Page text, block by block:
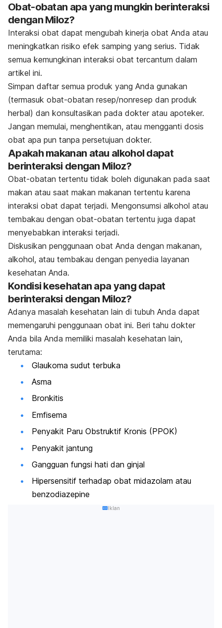
Obat-obatan apa yang mungkin berinteraksi
dengan Miloz?
Interaksi obat dapat mengubah kinerja obat Anda atau
meningkatkan risiko efek samping yang serius. Tidak
semua kemungkinan interaksi obat tercantum dalam
artikel ini.
Simpan daftar semua produk yang Anda gunakan
(termasuk obat-obatan resep/nonresep dan produk
herbal) dan konsultasikan pada dokter atau apoteker.
Jangan memulai, menghentikan, atau mengganti dosis
obat apa pun tanpa persetujuan dokter.
Apakah makanan atau alkohol dapat
berinteraksi dengan Miloz?
Obat-obatan tertentu tidak boleh digunakan pada saat
makan atau saat makan makanan tertentu karena
interaksi obat dapat terjadi. Mengonsumsi alkohol atau
tembakau dengan obat-obatan tertentu juga dapat
menyebabkan interaksi terjadi.
Diskusikan penggunaan obat Anda dengan makanan,
alkohol, atau tembakau dengan penyedia layanan
kesehatan Anda.
Kondisi kesehatan apa yang dapat
berinteraksi dengan Miloz?
Adanya masalah kesehatan lain di tubuh Anda dapat
memengaruhi penggunaan obat ini. Beri tahu dokter
Anda bila Anda memiliki masalah kesehatan lain,
terutama:
Glaukoma sudut terbuka
Asma
Bronkitis
Emfisema
Penyakit Paru Obstruktif Kronis (PPOK)
Penyakit jantung
Gangguan fungsi hati dan ginjal
Hipersensitif terhadap obat midazolam atau
benzodiazepine
Iklan